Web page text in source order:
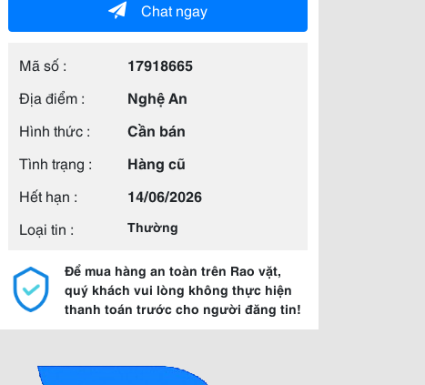
Chat ngay
Mã số :
17918665
Địa điểm :
Nghệ An
Hình thức :
Cần bán
Tình trạng :
Hàng cũ
Hết hạn :
14/06/2026
Loại tin :
Thường
Để mua hàng an toàn trên Rao vặt,
quý khách vui lòng không thực hiện
thanh toán trước cho người đăng tin!